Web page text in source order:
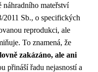
náhradního mateřství
2011 Sb., o specifických
reprodukci, ale
To znamená, že
zakázáno, ale ani
přináší řadu nejasností a